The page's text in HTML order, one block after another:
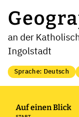
an der
Ingolstadt
Sprache: Deutsch
Auf einen Blick